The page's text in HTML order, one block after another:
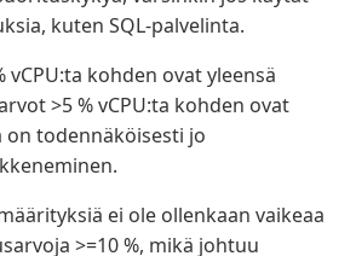
kuten SQL-palvelinta.
vCPU:ta kohden ovat yleensä
>5 % vCPU:ta kohden ovat
on todennäköisesti jo
ei ole ollenkaan vaikeaa
>=10 %, mikä johtuu